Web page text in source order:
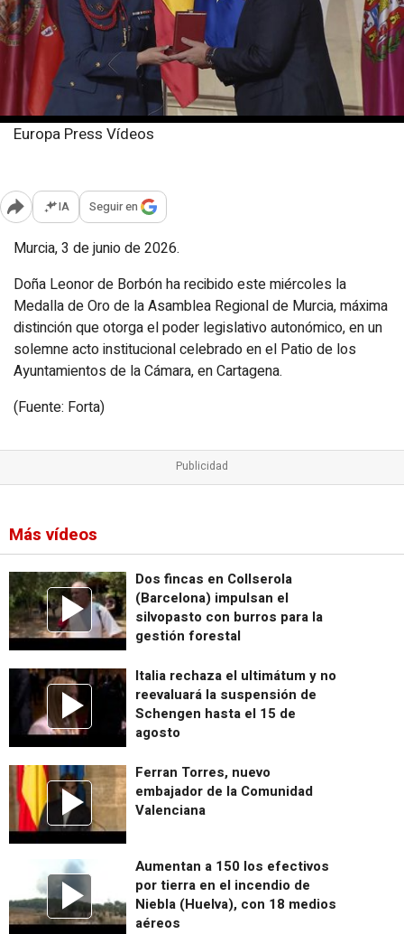
Europa Press Vídeos
Abrir opciones para compartir
IA Seguir en
Murcia, 3 de junio de 2026.
Doña Leonor de Borbón ha recibido este miércoles la
Medalla de Oro de la Asamblea Regional de Murcia, máxima
distinción que otorga el poder legislativo autonómico, en un
solemne acto institucional celebrado en el Patio de los
Ayuntamientos de la Cámara, en Cartagena.
(Fuente: Forta)
Más vídeos
Dos fincas en Collserola
(Barcelona) impulsan el
silvopasto con burros para la
gestión forestal
Italia rechaza el ultimátum y no
reevaluará la suspensión de
Schengen hasta el 15 de
agosto
Ferran Torres, nuevo
embajador de la Comunidad
Valenciana
Aumentan a 150 los efectivos
por tierra en el incendio de
Niebla (Huelva), con 18 medios
aéreos